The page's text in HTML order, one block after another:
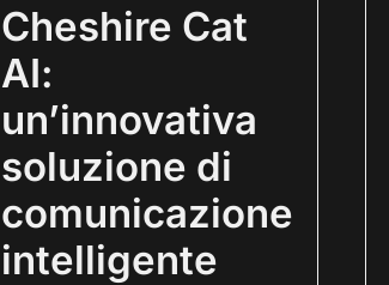
Cheshire Cat
AI:
un’innovativa
soluzione di
comunicazione
intelligente